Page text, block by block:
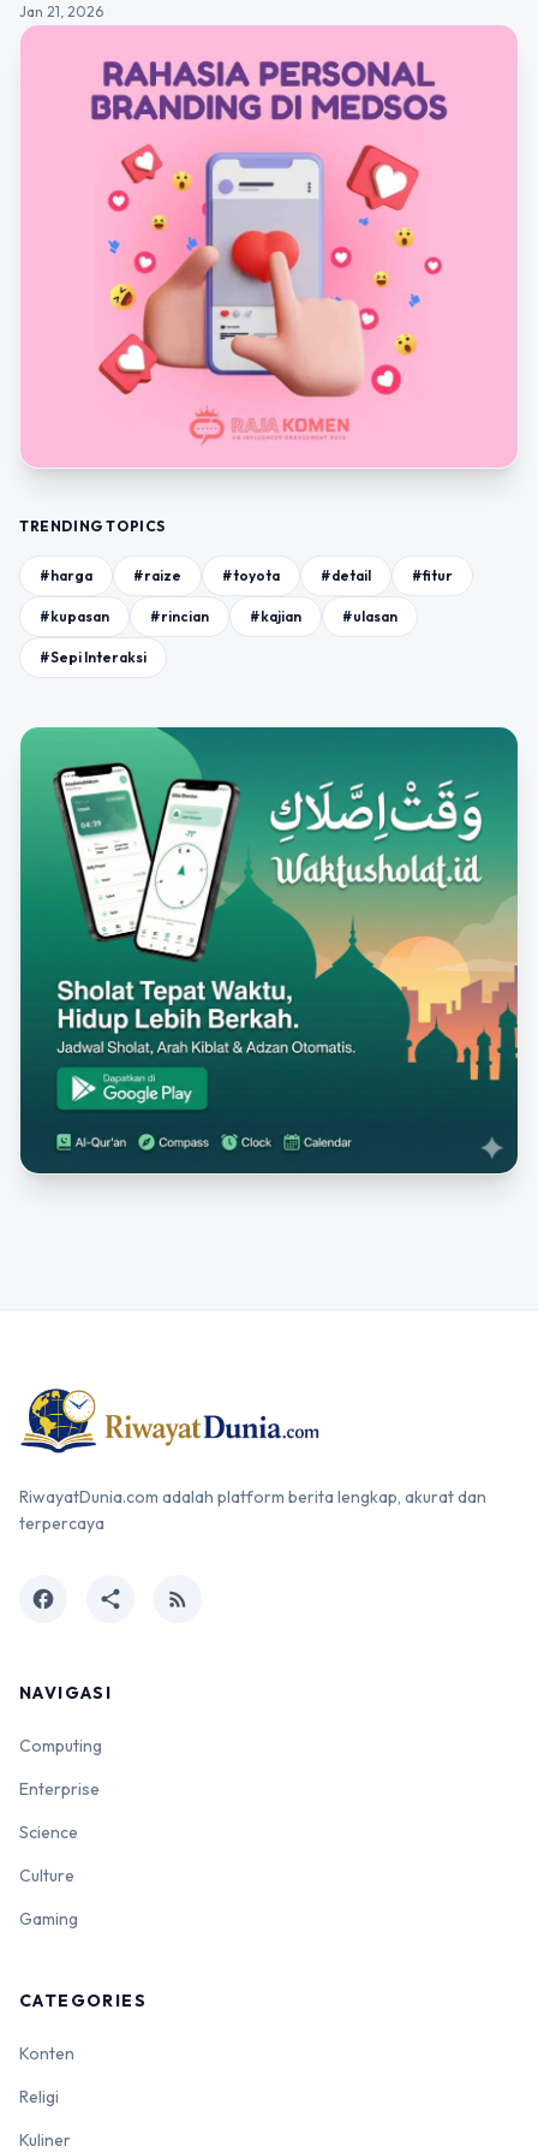
Jan 21, 2026
TRENDING TOPICS
#harga #raize #toyota #detail #fitur
#kupasan #rincian #kajian #ulasan
#Sepi Interaksi
RiwayatDunia.com adalah platform berita lengkap, akurat dan
terpercaya
facebook share rss_feed
NAVIGASI
Computing
Enterprise
Science
Culture
Gaming
CATEGORIES
Konten
Religi
Kuliner